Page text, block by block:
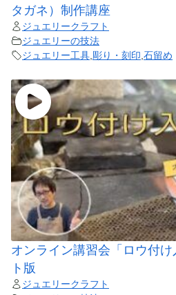
タガネ）制作講座
ジュエリークラフト
ジュエリーの技法
ジュエリー工具 彫り・刻印 石留め
オンライン講習会「ロウ付
ト版
ジュエリークラフト